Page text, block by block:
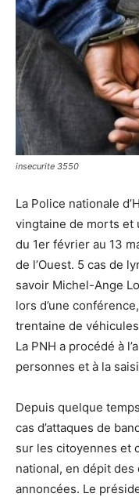
insecurite 3550
La Police nationale
vingtaine de morts et
du 1er février au 13
de l’Ouest. 5 cas de
savoir Michel-Ange
lors d’une
trentaine de
La PNH a procédé à
personnes et à la
Depuis quelque
cas d’attaques de
sur les citoyennes et
national, en dépit
annoncées. Le